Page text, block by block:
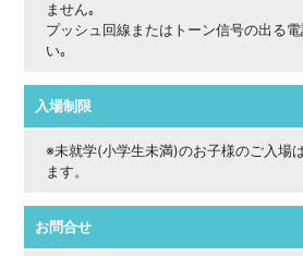
ません｡
プッシュ回線またはトーン信号の出る
い｡
入場制限
※未就学(小学生未満)のお子様のご入場
ます。
お問合せ